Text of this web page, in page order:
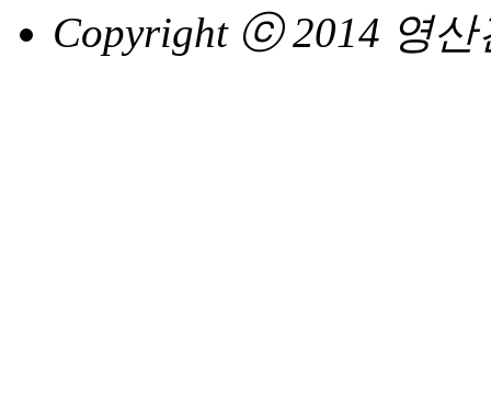
Copyright ⓒ 2014 영산